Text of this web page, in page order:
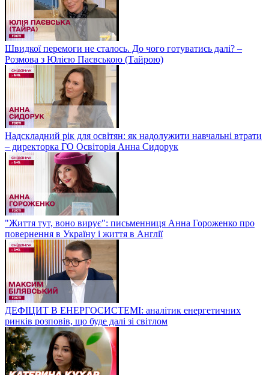
Швидкої перемоги не сталось. До чого готуватись далі? –
Розмова з Юлією Паєвською (Тайрою)
Надскладний рік для освітян: як надолужити навчальні втрати
– директорка ГО Освіторія Анна Сидорук
"Життя тут, воно вирує": письменниця Анна Гороженко про
повернення в Україну і життя в Англії
ДЕФІЦИТ В ЕНЕРГОСИСТЕМІ: аналітик енергетичних
ринків розповів, що буде далі зі світлом